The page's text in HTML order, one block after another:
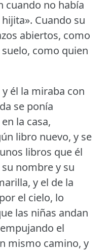
cuando no había
Cuando su
abiertos, como
como quien
él la miraba con
se ponía
la casa,
libro nuevo, y se
libros que él
nombre y su
y el de la
el cielo, lo
las niñas andan
el
mismo camino, y